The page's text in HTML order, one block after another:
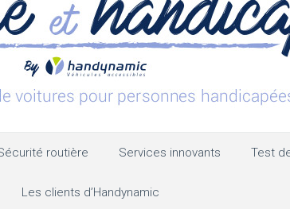
routière Services innovants Test
Les clients d’Handynamic